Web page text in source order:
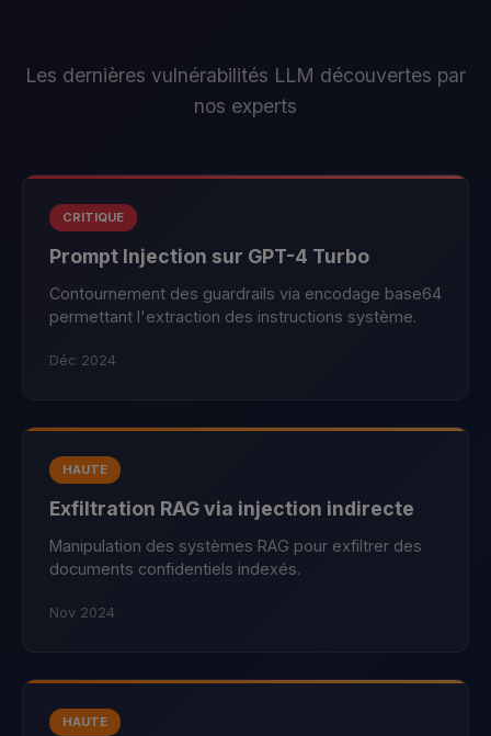
Les dernières vulnérabilités LLM découvertes par
nos experts
CRITIQUE
Prompt Injection sur GPT-4 Turbo
Contournement des guardrails via encodage base64
permettant l'extraction des instructions système.
Déc 2024
HAUTE
Exfiltration RAG via injection indirecte
Manipulation des systèmes RAG pour exfiltrer des
documents confidentiels indexés.
Nov 2024
HAUTE